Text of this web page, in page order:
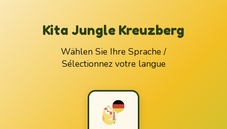
Kita Jungle Kreuzberg
Wählen Sie Ihre Sprache /
Sélectionnez votre langue